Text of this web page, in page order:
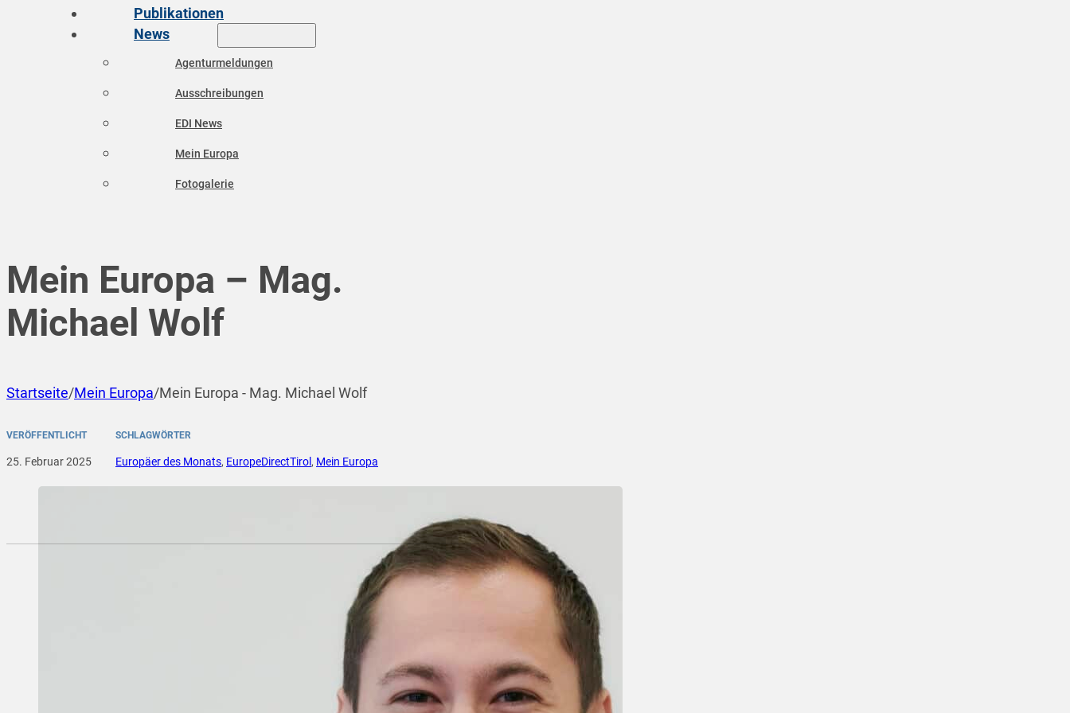
Publikationen
News
Agenturmeldungen
Ausschreibungen
EDI News
Mein Europa
Fotogalerie
Mein Europa – Mag.
Michael Wolf
Startseite/Mein Europa/Mein Europa - Mag. Michael Wolf
VERÖFFENTLICHT
25. Februar 2025
SCHLAGWÖRTER
Europäer des Monats, EuropeDirectTirol , Mein Europa